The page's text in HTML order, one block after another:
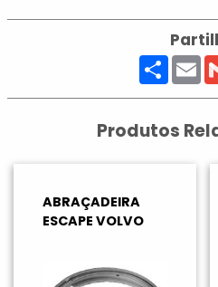
Share
Produtos
ABRAÇADEIRA
ESCAPE VOLVO